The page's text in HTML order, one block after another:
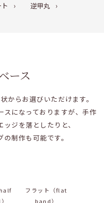
逆甲丸
ース
からお選びいただけます。
スになっておりますが、手作
ジを落としたりと、
制作も可能です。
フラット（flat
band）